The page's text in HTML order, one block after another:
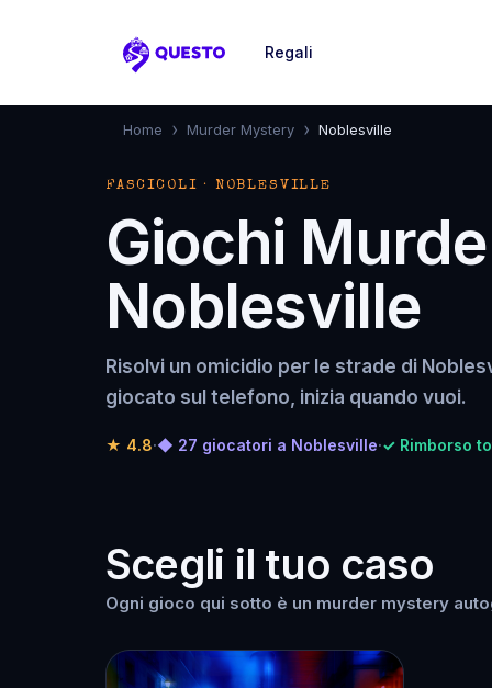
Questo
Regali
Home › Murder Mystery › Noblesville
FASCICOLI · NOBLESVILLE
Giochi
Noblesville
Risolvi un omicidio per le strade di
giocato sul telefono, inizia quando vuoi.
★ 4.8·◆ 27 giocatori a Noblesville·✓ Rimborso
Scegli il tuo caso
Ogni gioco qui sotto è un murder mystery